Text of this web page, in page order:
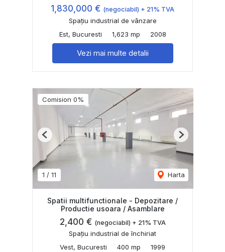
1,830,000 € (negociabil) + 21% TVA
Spațiu industrial de vânzare
Est, Bucuresti
1,623 mp 2008
Vezi mai multe detalii
Comision 0%
1 / 11 Harta
Previous Next
Spatii multifunctionale - Depozitare /
Productie usoara / Asamblare
2,400 € (negociabil) + 21% TVA
Spațiu industrial de închiriat
Vest, Bucuresti
400 mp 1999